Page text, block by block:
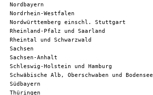
Nordbayern
Nordrhein-Westfalen
Nordwürttemberg einschl. Stuttgart
Rheinland-Pfalz und Saarland
Rheintal und Schwarzwald
Sachsen
Sachsen-Anhalt
Schleswig-Holstein und Hamburg
Schwäbische Alb, Oberschwaben und Bodensee
Südbayern
Thüringen